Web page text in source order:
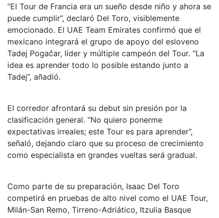
“El Tour de Francia era un sueño desde niño y ahora se
puede cumplir”, declaró Del Toro, visiblemente
emocionado. El UAE Team Emirates confirmó que el
mexicano integrará el grupo de apoyo del esloveno
Tadej Pogačar, líder y múltiple campeón del Tour. “La
idea es aprender todo lo posible estando junto a
Tadej”, añadió.
El corredor afrontará su debut sin presión por la
clasificación general. “No quiero ponerme
expectativas irreales; este Tour es para aprender”,
señaló, dejando claro que su proceso de crecimiento
como especialista en grandes vueltas será gradual.
Como parte de su preparación, Isaac Del Toro
competirá en pruebas de alto nivel como el UAE Tour,
Milán-San Remo, Tirreno-Adriático, Itzulia Basque